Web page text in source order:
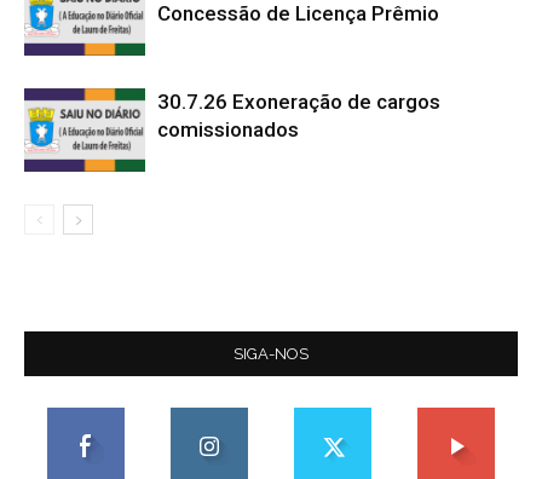
Concessão de Licença Prêmio
30.7.26 Exoneração de cargos
comissionados
SIGA-NOS